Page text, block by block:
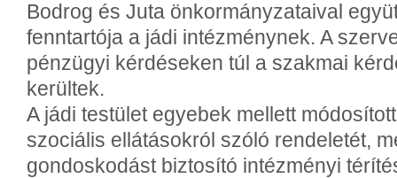
Bodrog és Juta önkormányzataival
fenntartója a jádi intézménynek. A
pénzügyi kérdéseken túl a szakmai
kerültek.
A jádi testület egyebek mellett
szociális ellátásokról szóló rendeletét,
gondoskodást biztosító intézményi